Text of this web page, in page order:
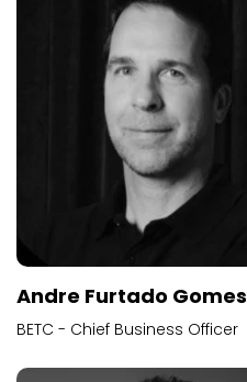
Andre Furtado Gomes
BETC - Chief Business Officer